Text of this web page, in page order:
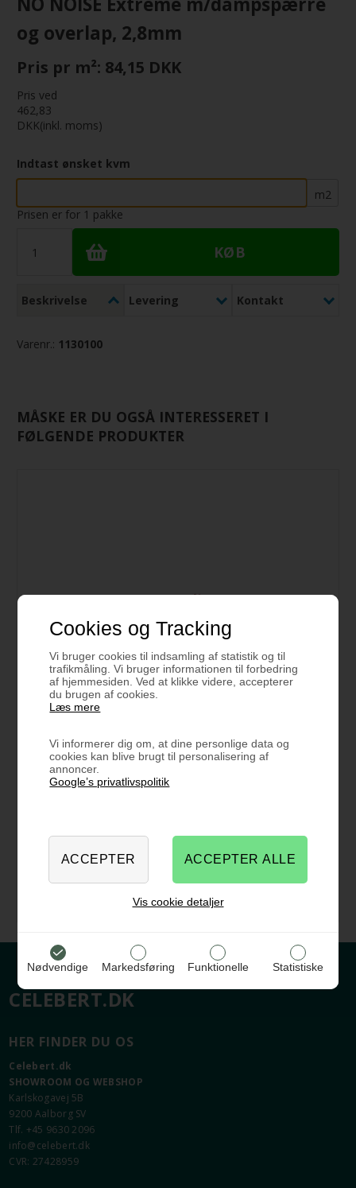
Cookies og Tracking
Vi bruger cookies til indsamling af statistik og til
trafikmåling. Vi bruger informationen til forbedring
af hjemmesiden. Ved at klikke videre, accepterer
du brugen af cookies.
Læs mere
Vi informerer dig om, at dine personlige data og
cookies kan blive brugt til personalisering af
annoncer.
Google’s privatlivspolitik
Nødvendige Markedsføring Funktionelle Statistiske
Vis cookie detaljer
og overlap, 2,8mm
Pris pr m²: 84,15 DKK
Pris ved
462,83
DKK(inkl. moms)
Indtast ønsket kvm
m2
Prisen er for 1 pakke
Beskrivelse Levering Kontakt
Varenr.: 1130100
MÅSKE ER DU OGSÅ INTERESSERET I
FØLGENDE PRODUKTER
106,25
CELEBERT.DK
HER FINDER DU OS
Celebert.dk
SHOWROOM OG WEBSHOP
Karlskogavej 5B
9200 Aalborg SV
Tlf. +45 9630 2096
info@celebert.dk
CVR: 27428959